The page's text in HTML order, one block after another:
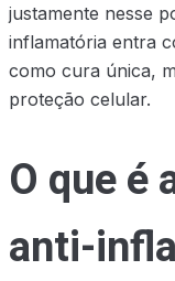
justamente nesse
inflamatória entra
como cura única,
proteção celular.
O que é
anti-